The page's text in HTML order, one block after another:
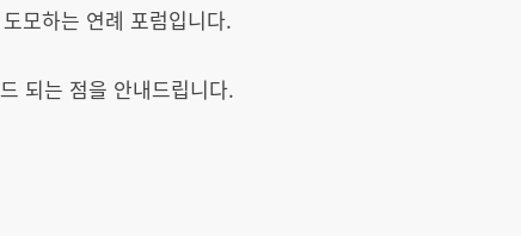
모하는 연례 포럼입니다.
되는 점을 안내드립니다.